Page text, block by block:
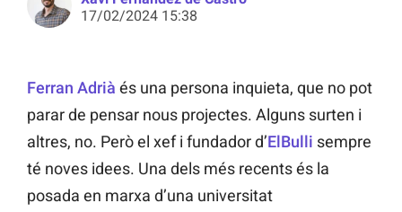
17/02/2024 15:38
Ferran Adrià és una persona inquieta, que no pot
parar de pensar nous projectes. Alguns surten i
altres, no. Però el xef i fundador d’ElBulli sempre
té noves idees. Una dels més recents és la
posada en marxa d’una universitat